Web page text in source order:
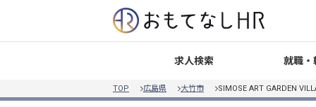
求人検索 就職・
TOP 広島県 大竹市 SIMOSE ART GARDEN